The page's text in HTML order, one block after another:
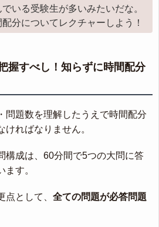
いる受験生が多いみたいだな。
分についてレクチャーしよう！
握すべし！知らずに時間配分
問題数を理解したうえで時間配分
ればなりません。
構成は、60分間で5つの大問に答
ます。
点として、 全ての問題が必答問題